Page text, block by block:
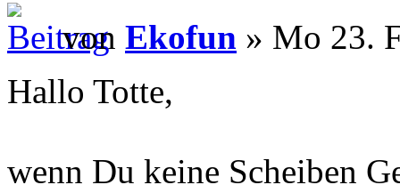
von Ekofun » Mo 23.
Hallo Totte,
wenn Du keine Scheiben